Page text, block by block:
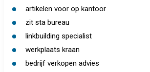
artikelen voor op kantoor
zit sta bureau
linkbuilding specialist
werkplaats kraan
bedrijf verkopen advies